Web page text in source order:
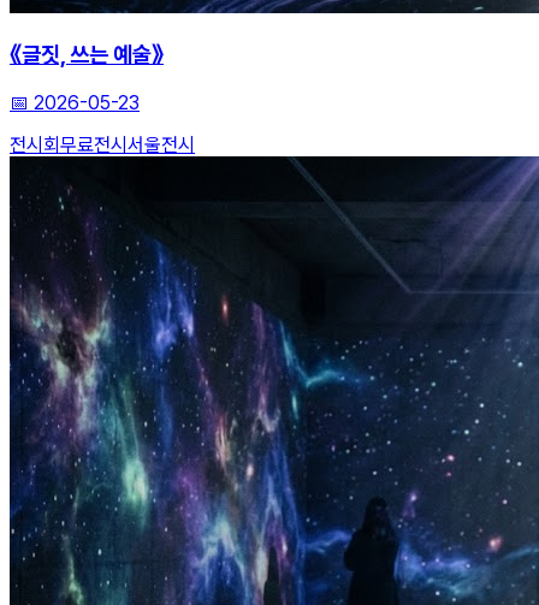
《글짓, 쓰는 예술》
📅 2026-05-23
전시회무료전시 서울전시